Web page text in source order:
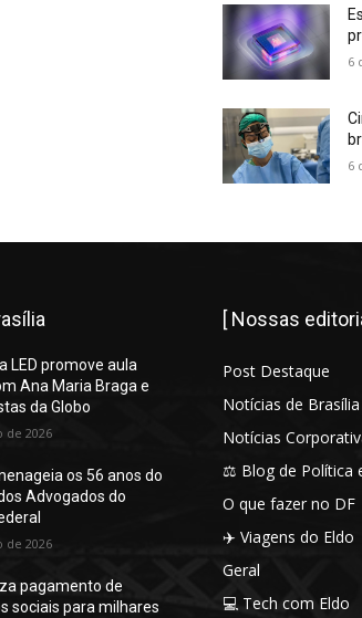
6
6
LED promove aula
Ana Maria Braga e
da Globo
de 2026
os 56 anos do
Advogados do
de 2026
pagamento de
sociais para milhares
[ Nossas
Post Destaque
Notícias de Brasília
Notícias
⚖️ Blog de Política
O que fazer no DF
✈️ Viagens do Eldo
Geral
💻 Tech com Eldo